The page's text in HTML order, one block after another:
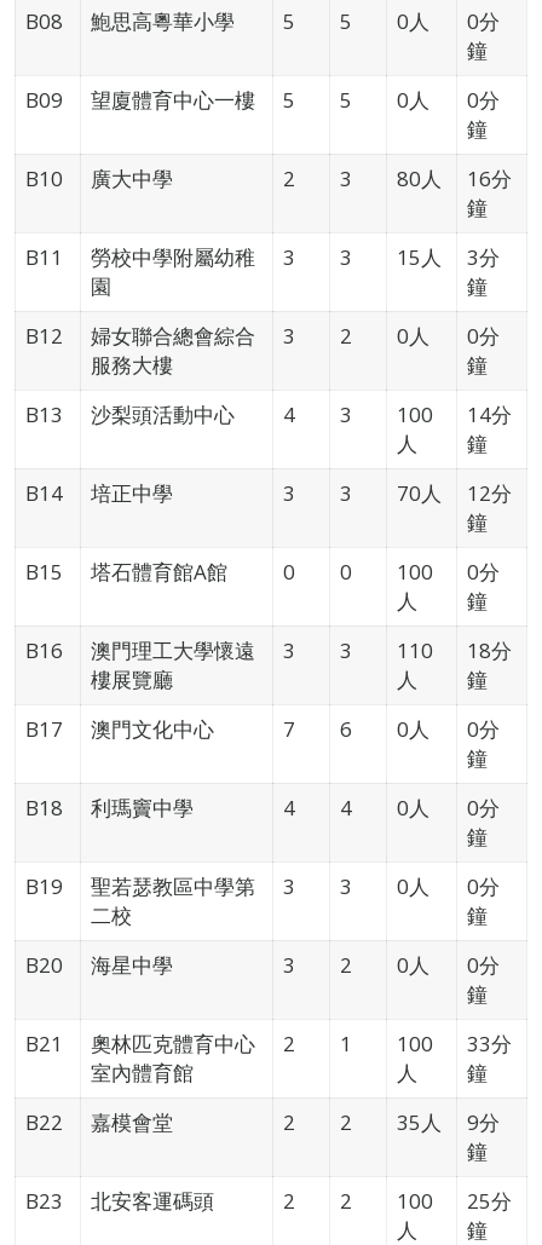
B08 鮑思高粵華小學 5 5 0人
0分
鐘
B09
望廈體育中心一樓 5 5 0人
0分
鐘
B10
廣大中學 2 3 80人
16分
鐘
B11
勞校中學附屬幼稚
園
3 3 15人
3分
鐘
B12
婦女聯合總會綜合
服務大樓
3 2 0人
0分
鐘
B13
沙梨頭活動中心 4 3
100
人
14分
鐘
B14
培正中學 3 3 70人
12分
鐘
B15
塔石體育館A館 0 0
100
人
0分
鐘
B16
澳門理工大學懷遠
樓展覽廳
3 3
110
人
18分
鐘
B17
澳門文化中心 7 6 0人
0分
鐘
B18
利瑪竇中學 4 4 0人
0分
鐘
B19
聖若瑟教區中學第
二校
3 3 0人
0分
鐘
B20
海星中學 3 2 0人
0分
鐘
B21
奧林匹克體育中心
室內體育館
2 1
100
人
33分
鐘
B22
嘉模會堂 2 2 35人
9分
鐘
B23
北安客運碼頭 2 2
100
人
25分
鐘